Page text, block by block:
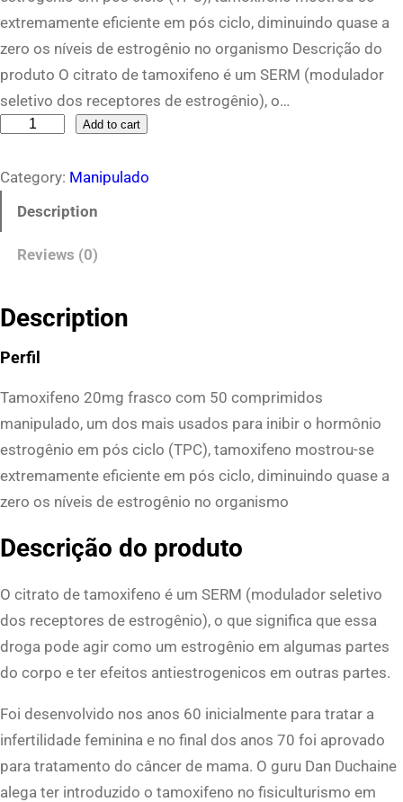
extremamente eficiente em pós ciclo, diminuindo quase a
zero os níveis de estrogênio no organismo Descrição do
produto O citrato de tamoxifeno é um SERM (modulador
seletivo dos receptores de estrogênio), o…
m
x
e
o
m
d
o
K
i
u
Add to cart
Category: Manipulado
Description
Reviews (0)
Description
Perfil
Tamoxifeno 20mg frasco com 50 comprimidos
manipulado, um dos mais usados para inibir o hormônio
estrogênio em pós ciclo (TPC), tamoxifeno mostrou-se
extremamente eficiente em pós ciclo, diminuindo quase a
zero os níveis de estrogênio no organismo
Descrição do produto
O citrato de tamoxifeno é um SERM (modulador seletivo
dos receptores de estrogênio), o que significa que essa
droga pode agir como um estrogênio em algumas partes
do corpo e ter efeitos antiestrogenicos em outras partes.
Foi desenvolvido nos anos 60 inicialmente para tratar a
infertilidade feminina e no final dos anos 70 foi aprovado
para tratamento do câncer de mama. O guru Dan Duchaine
alega ter introduzido o tamoxifeno no fisiculturismo em